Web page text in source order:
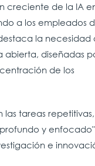
creciente de la IA
a los empleados
la
diseñadas
de los
tareas
y
e